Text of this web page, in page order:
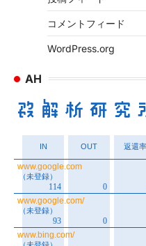
コメントフィード
WordPress.org
AH